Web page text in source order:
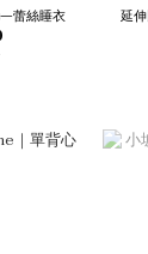
蕾絲睡衣
延